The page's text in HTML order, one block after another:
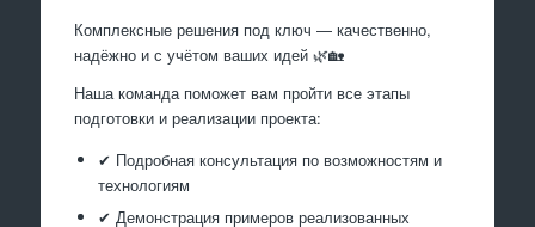
Комплексные решения под ключ — качественно,
надёжно и с учётом ваших идей 🌿🏡
Наша команда поможет вам пройти все этапы
подготовки и реализации проекта:
✔ Подробная консультация по возможностям и
технологиям
✔ Демонстрация примеров реализованных